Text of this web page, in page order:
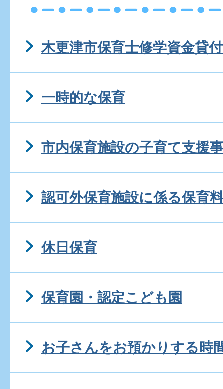
木更津市保育士修学資金貸
一時的な保育
市内保育施設の子育て支援
認可外保育施設に係る保育
休日保育
保育園・認定こども園
お子さんをお預かりする時